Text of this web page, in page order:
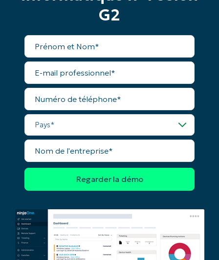
G2
Prénom
Nom*
E-
mail
professionnel*
Numéro
téléphone*
Pays*
Nom
l'entreprise*
number*
Company
name*